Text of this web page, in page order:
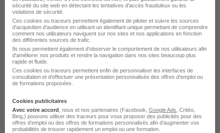
Voir toutes les offres Responsable d'édition par
ville
Parcourez les offres d'emploi par
métier dansle domaine Edition
sécurité du site web en détectant les tentatives d'accès frauduleux ou les
violations de sécurité.
Ces cookies ou traceurs permettent également de piloter et suivre les sources
d'acquisition d'audience en utilisant un identifiant unique permettant de comprendre
comment nos utilisateurs naviguent sur nos sites et nos applications en fonction
des différentes sources de trafic.
Ils nous permettent également d’observer le comportement de nos utilisateurs afin
d'améliorer nos produits et rendre la navigation dans nos sites beaucoup plus
rapide et fluide.
Ces cookies ou traceurs permettent enfin de personnaliser les interfaces de
consultation et d'effectuer une présentation personnalisée des offres d'emploi ou
de formations proposées.
Cookies publicitaires
Avec votre accord , nous et nos partenaires (Facebook, Google Ads , Critéo,
Bing,) pouvons utiliser des traceurs pour vous proposer des publicités pour des
offres d’emploi ou des offres de formations personnalisés afin d’augmenter vos
probabilités de trouver rapidement un emploi ou une formation.